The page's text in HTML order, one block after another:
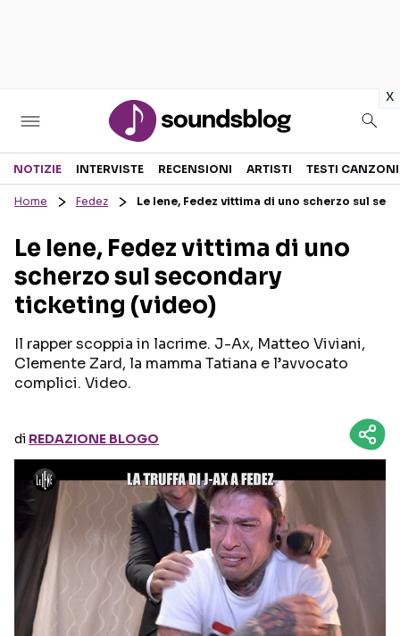
x
Sezioni
RECENSIONI MUSICALI
INTERVISTE
GOSSIP E CURIOSITÀ
TESTI CANZONI
TOUR ED EVENTI
TALENT SHOW
Seguici sui social
NOTIZIE INTERVISTE RECENSIONI ARTISTI TESTI CANZONI
Home Fedez Le Iene, Fedez vittima di uno scherzo sul
Le Iene, Fedez vittima di uno
scherzo sul secondary
ticketing (video)
Il rapper scoppia in lacrime. J-Ax, Matteo Viviani,
Clemente Zard, la mamma Tatiana e l’avvocato
complici. Video.
di REDAZIONE BLOGO